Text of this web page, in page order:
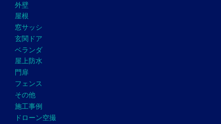
外壁
屋根
窓サッシ
玄関ドア
ベランダ
屋上防水
門扉
フェンス
その他
施工事例
ドローン空撮